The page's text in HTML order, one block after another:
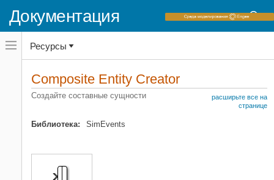
Документация
Переключатель
навигационного
меню
переключатель
навигационного
SimEvents
Composite Entity Creator
Описание
Ресурсы
Composite Entity Creator
Создайте составные сущности
расширьте все на
странице
Библиотека: SimEvents